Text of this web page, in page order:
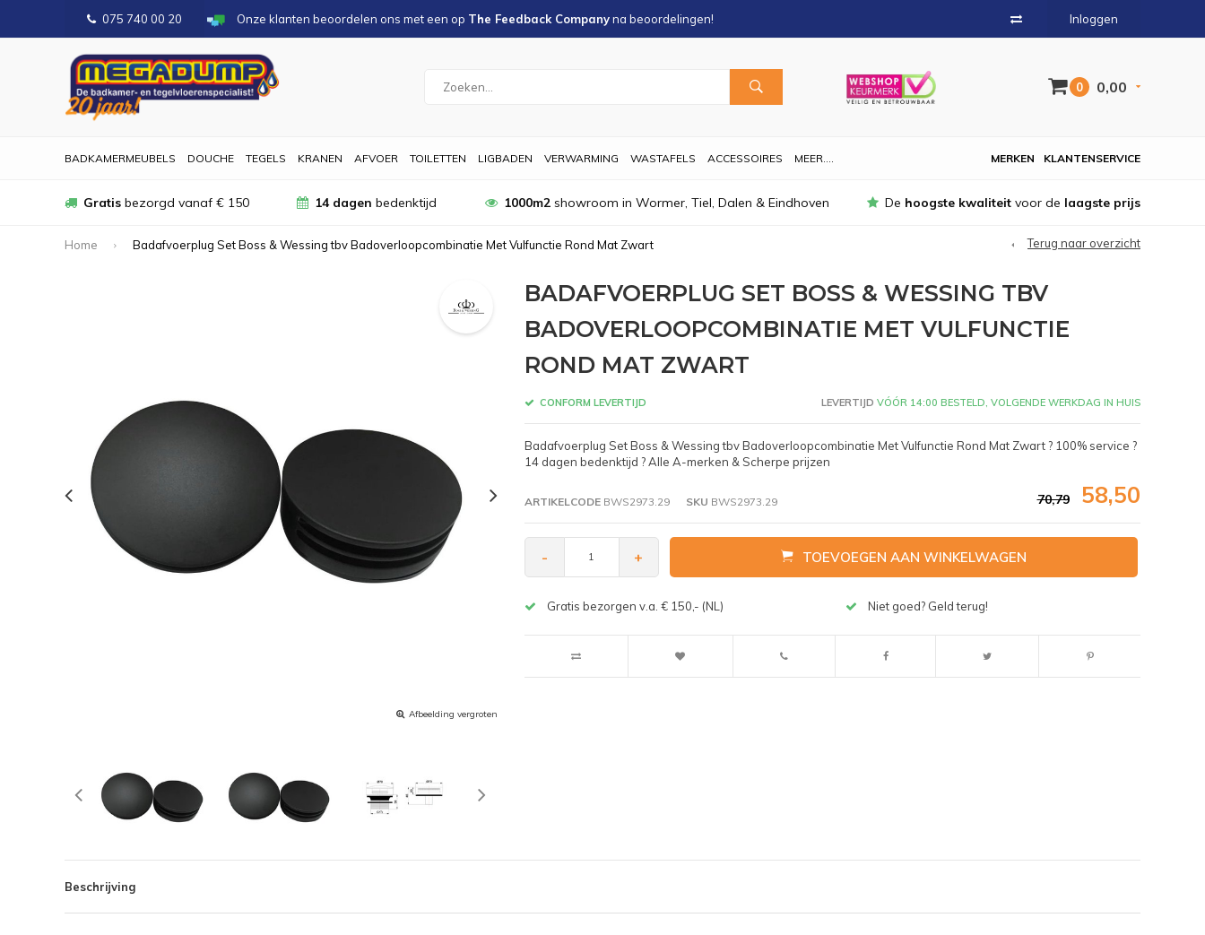
075 740 00 20 Onze klanten beoordelen ons met een op The Feedback Companyna beoordelingen! Inloggen
0 0,00
BADKAMERMEUBELS DOUCHE TEGELS KRANEN AFVOER TOILETTEN LIGBADEN VERWARMING WASTAFELS ACCESSOIRES MEER.... KLANTENSERVICE
MERKEN
Gratis bezorgd vanaf € 150 14 dagen bedenktijd 1000m2showroom in Wormer, Tiel, Dalen & Eindhoven De hoogste kwaliteit voor de laagste prijs
Home Badafvoerplug Set Boss & Wessing tbv Badoverloopcombinatie Met Vulfunctie Rond Mat Zwart Terug naar overzicht
Afbeelding vergroten
BADAFVOERPLUG SET BOSS & WESSING TBV
BADOVERLOOPCOMBINATIE MET VULFUNCTIE
ROND MAT ZWART
CONFORM LEVERTIJD LEVERTIJD VÓÓR 14:00 BESTELD, VOLGENDE WERKDAG IN HUIS
Badafvoerplug Set Boss & Wessing tbv Badoverloopcombinatie Met Vulfunctie Rond Mat Zwart ? 100% service ?
14 dagen bedenktijd ? Alle A-merken & Scherpe prijzen
ARTIKELCODEBWS2973.29 SKU BWS2973.29 70,79 58,50
- + TOEVOEGEN AAN WINKELWAGEN
Gratis bezorgen v.a. € 150,- (NL) Niet goed? Geld terug!
Beschrijving